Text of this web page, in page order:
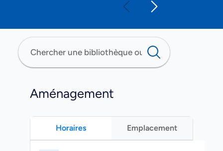
Aménagement
Horaires Emplacement